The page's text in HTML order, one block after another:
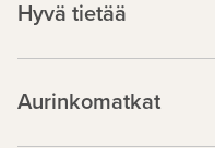
Hyvä tietää
Aurinkomatkat